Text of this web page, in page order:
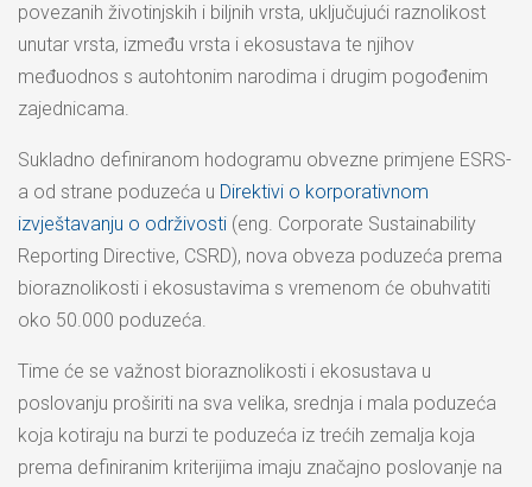
povezanih životinjskih i biljnih vrsta, uključujući raznolikost
unutar vrsta, između vrsta i ekosustava te njihov
međuodnos s autohtonim narodima i drugim pogođenim
zajednicama.
Sukladno definiranom hodogramu obvezne primjene ESRS-
a od strane poduzeća u Direktivi o korporativnom
izvještavanju o održivosti (eng. Corporate Sustainability
Reporting Directive, CSRD), nova obveza poduzeća prema
bioraznolikosti i ekosustavima s vremenom će obuhvatiti
oko 50.000 poduzeća.
Time će se važnost bioraznolikosti i ekosustava u
poslovanju proširiti na sva velika, srednja i mala poduzeća
koja kotiraju na burzi te poduzeća iz trećih zemalja koja
prema definiranim kriterijima imaju značajno poslovanje na